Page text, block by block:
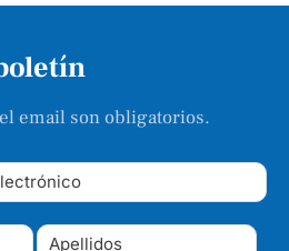
email son obligatorios.